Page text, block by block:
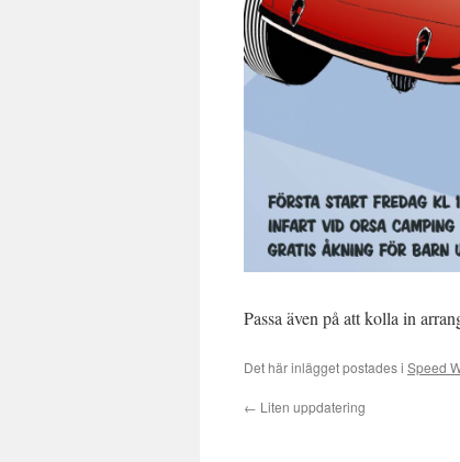
Passa även på att kolla in
Det här inlägget postades i Speed
← Liten uppdatering